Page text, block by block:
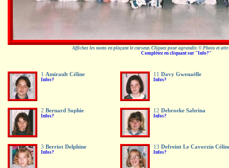
Affichez les noms en plaçant le curseur. Cliquez pour agrandir. © Photo et
Complétez en cliquant sur "Info?"
1 Amirault Céline
Infos?
11 Davy Gwenaëlle
Infos?
2 Bernard Sophie
Infos?
12 Debroeke Sabrina
Infos?
3 Berriot Delphine
Infos?
13 Defreint Le Cavorzin
Infos?